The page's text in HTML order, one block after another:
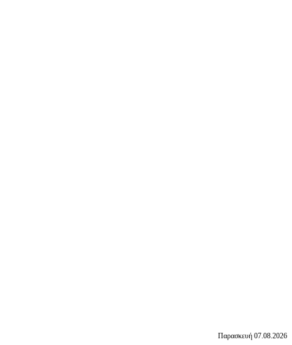
Παρασκευή 07.08.2026